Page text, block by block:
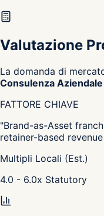
Valutazione
La domanda di
Consulenza Aziendale
FATTORE CHIAVE
"Brand-as-Asset
retainer-based
Multipli Locali (Est.)
4.0 - 6.0x Statutory